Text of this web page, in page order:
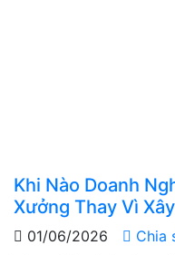
Khi Nào Doanh
Xưởng Thay Vì
01/06/2026
Chia